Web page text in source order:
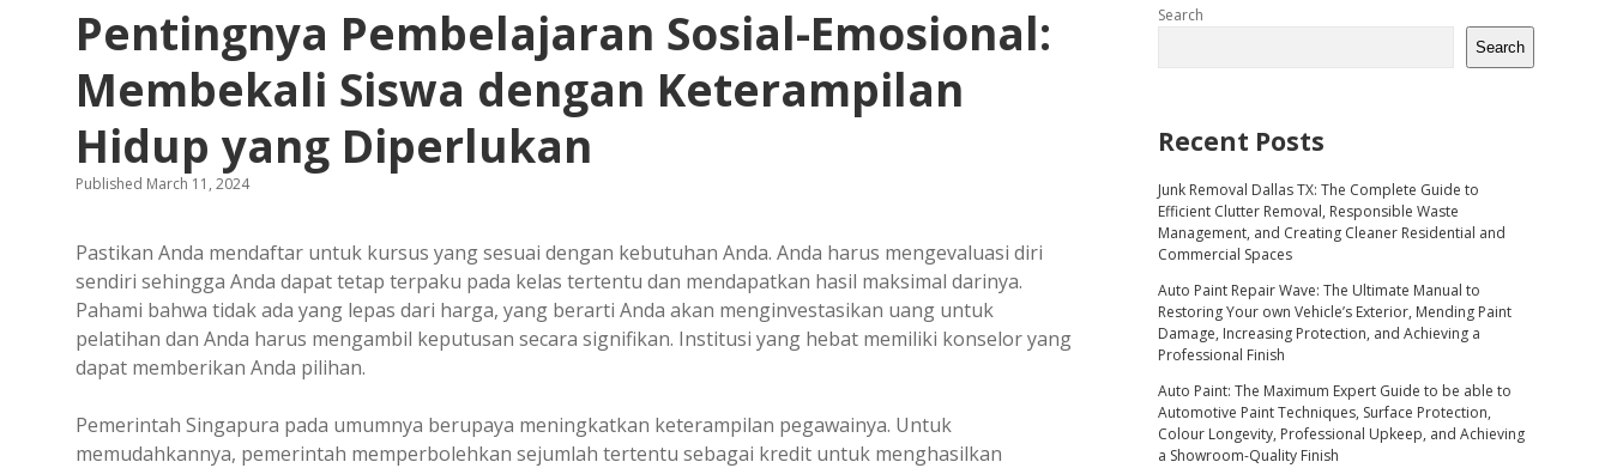
Pentingnya Pembelajaran Sosial-Emosional:
Membekali Siswa dengan Keterampilan
Hidup yang Diperlukan
Published March 11, 2024
Pastikan Anda mendaftar untuk kursus yang sesuai dengan kebutuhan Anda. Anda harus mengevaluasi diri
sendiri sehingga Anda dapat tetap terpaku pada kelas tertentu dan mendapatkan hasil maksimal darinya.
Pahami bahwa tidak ada yang lepas dari harga, yang berarti Anda akan menginvestasikan uang untuk
pelatihan dan Anda harus mengambil keputusan secara signifikan. Institusi yang hebat memiliki konselor yang
dapat memberikan Anda pilihan.
Pemerintah Singapura pada umumnya berupaya meningkatkan keterampilan pegawainya. Untuk
memudahkannya, pemerintah memperbolehkan sejumlah tertentu sebagai kredit untuk menghasilkan
Sidebar
Search
Search
Recent Posts
Junk Removal Dallas TX: The Complete Guide to
Efficient Clutter Removal, Responsible Waste
Management, and Creating Cleaner Residential and
Commercial Spaces
Auto Paint Repair Wave: The Ultimate Manual to
Restoring Your own Vehicle’s Exterior, Mending Paint
Damage, Increasing Protection, and Achieving a
Professional Finish
Auto Paint: The Maximum Expert Guide to be able to
Automotive Paint Techniques, Surface Protection,
Colour Longevity, Professional Upkeep, and Achieving
a Showroom-Quality Finish